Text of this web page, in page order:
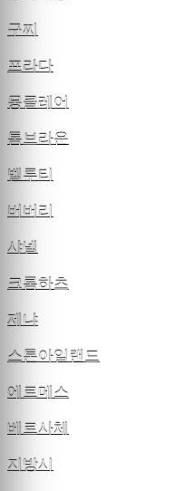
구찌
프라다
몽클레어
톰브라운
벨루티
버버리
샤넬
크롬하츠
제냐
스톤아일랜드
에르메스
베르사체
지방시